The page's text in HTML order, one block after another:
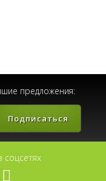
предложения:
Подписаться
соцсетях